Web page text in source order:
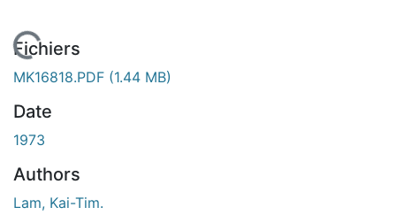
En cours de chargement...
Fichiers
MK16818.PDF (1.44 MB)
Date
1973
Authors
Lam, Kai-Tim.